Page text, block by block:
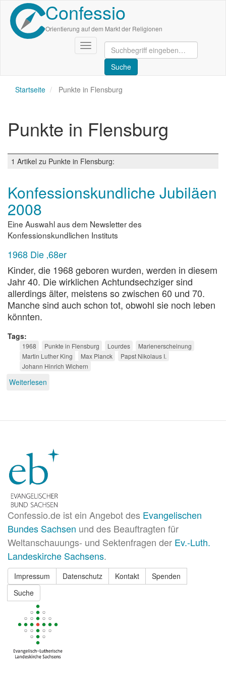
Direkt
zum
Inhalt
Confessio
Orientierung auf dem Markt der Religionen
Navigation
aktivieren/deaktivieren
Startseite Punkte in Flensburg
Punkte in Flensburg
1 Artikel zu Punkte in Flensburg:
Konfessionskundliche Jubiläen
2008
Eine Auswahl aus dem Newsletter des
Konfessionskundlichen Instituts
1968 Die ‚68er
Kinder, die 1968 geboren wurden, werden in diesem
Jahr 40. Die wirklichen Achtundsechziger sind
allerdings älter, meistens so zwischen 60 und 70.
Manche sind auch schon tot, obwohl sie noch leben
könnten.
Tags
1968 Punkte in Flensburg Lourdes
Marienerscheinung
Martin Luther King
Max Planck
Papst Nikolaus I.
Johann Hinrich Wichern
Weiterlesen
Confessio.de ist ein Angebot des Evangelischen
Bundes Sachsen und des Beauftragten für
Weltanschauungs- und Sektenfragen der Ev.-Luth.
Landeskirche Sachsens.
Impressum Datenschutz Kontakt
Spenden
Suche